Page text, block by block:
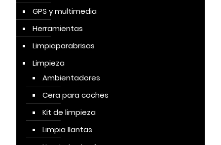
GPS y multimedia
Herramientas
Limpiaparabrisas
Limpieza
Ambientadores
Cera para coches
Kit de limpieza
Limpia llantas